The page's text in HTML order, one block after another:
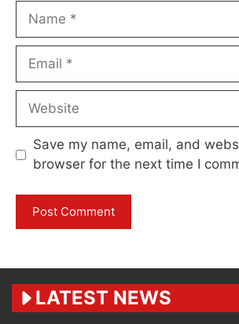
Name
Email
Website
Save my name, email, and
browser for the next time I
LATEST NEWS